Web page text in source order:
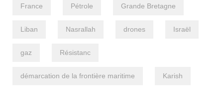
France Pétrole Grande Bretagne
Liban Nasrallah drones Israël
gaz Résistanc
démarcation de la frontière maritime Karish